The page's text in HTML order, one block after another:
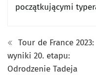
początkującymi
Tour de France 2023:
wyniki 20. etapu:
Odrodzenie Tadeja